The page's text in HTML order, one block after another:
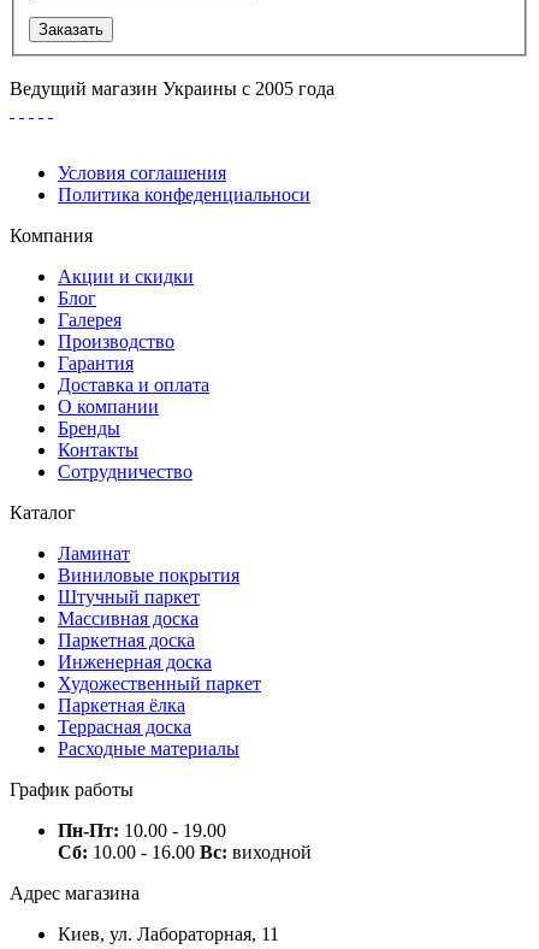
Заказать
Ведущий магазин Украины с 2005 года
Условия соглашения
Политика конфеденциальноси
Компания
Акции и скидки
Блог
Галерея
Производство
Гарантия
Доставка и оплата
О компании
Бренды
Контакты
Сотрудничество
Каталог
Ламинат
Виниловые покрытия
Штучный паркет
Массивная доска
Паркетная доска
Инженерная доска
Художественный паркет
Паркетная ёлка
Террасная доска
Расходные материалы
График работы
Пн-Пт: 10.00 - 19.00
Сб: 10.00 - 16.00 Вс: виходной
Адрес магазина
Киев, ул. Лабораторная, 11